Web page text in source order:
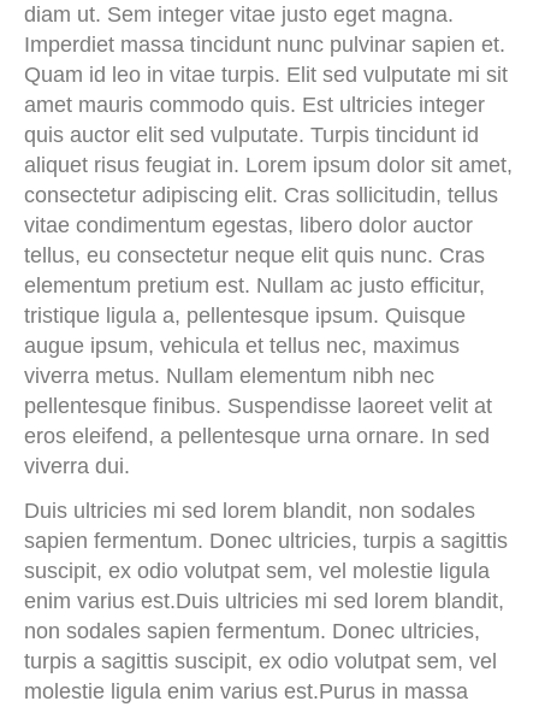
diam ut. Sem integer vitae justo eget magna.
Imperdiet massa tincidunt nunc pulvinar sapien et.
Quam id leo in vitae turpis. Elit sed vulputate mi sit
amet mauris commodo quis. Est ultricies integer
quis auctor elit sed vulputate. Turpis tincidunt id
aliquet risus feugiat in. Lorem ipsum dolor sit amet,
consectetur adipiscing elit. Cras sollicitudin, tellus
vitae condimentum egestas, libero dolor auctor
tellus, eu consectetur neque elit quis nunc. Cras
elementum pretium est. Nullam ac justo efficitur,
tristique ligula a, pellentesque ipsum. Quisque
augue ipsum, vehicula et tellus nec, maximus
viverra metus. Nullam elementum nibh nec
pellentesque finibus. Suspendisse laoreet velit at
eros eleifend, a pellentesque urna ornare. In sed
viverra dui.
Duis ultricies mi sed lorem blandit, non sodales
sapien fermentum. Donec ultricies, turpis a sagittis
suscipit, ex odio volutpat sem, vel molestie ligula
enim varius est.Duis ultricies mi sed lorem blandit,
non sodales sapien fermentum. Donec ultricies,
turpis a sagittis suscipit, ex odio volutpat sem, vel
molestie ligula enim varius est.Purus in massa